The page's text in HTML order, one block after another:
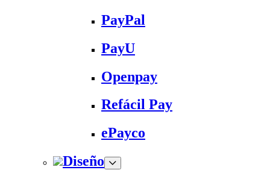
PayPal
PayU
Openpay
Refácil Pay
ePayco
Diseño